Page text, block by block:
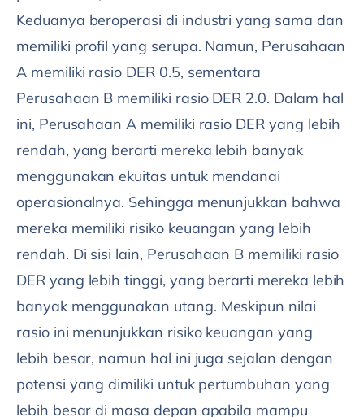
Keduanya beroperasi di industri yang sama dan
memiliki profil yang serupa. Namun, Perusahaan
A memiliki rasio DER 0.5, sementara
Perusahaan B memiliki rasio DER 2.0. Dalam hal
ini, Perusahaan A memiliki rasio DER yang lebih
rendah, yang berarti mereka lebih banyak
menggunakan ekuitas untuk mendanai
operasionalnya. Sehingga menunjukkan bahwa
mereka memiliki risiko keuangan yang lebih
rendah. Di sisi lain, Perusahaan B memiliki rasio
DER yang lebih tinggi, yang berarti mereka lebih
banyak menggunakan utang. Meskipun nilai
rasio ini menunjukkan risiko keuangan yang
lebih besar, namun hal ini juga sejalan dengan
potensi yang dimiliki untuk pertumbuhan yang
lebih besar di masa depan apabila mampu